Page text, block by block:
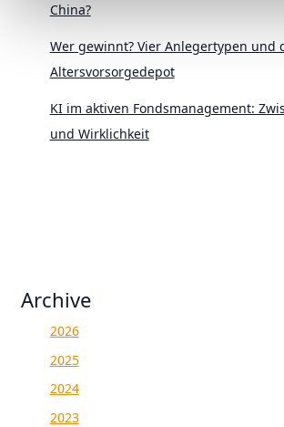
China?
Wer gewinnt? Vier Anlegertypen und
Altersvorsorgedepot
KI im aktiven Fondsmanagement:
und Wirklichkeit
Archive
2026
2025
2024
2023